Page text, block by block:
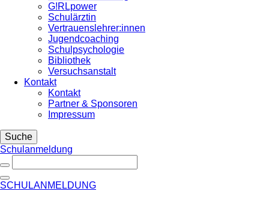
G!RLpower
Schulärztin
Vertrauenslehrer:innen
Jugendcoaching
Schulpsychologie
Bibliothek
Versuchsanstalt
Kontakt
Kontakt
Partner & Sponsoren
Impressum
Suche
Schulanmeldung
SCHULANMELDUNG